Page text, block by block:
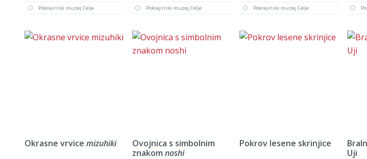
Pokrajinski muzej Celje
Pokrajinski muzej Celje
Pokrajinski muzej Celje
Okrasne vrvice mizuhiki
Ovojnica s simbolnim
znakom noshi
Pokrov lesene skrinjice
Uji